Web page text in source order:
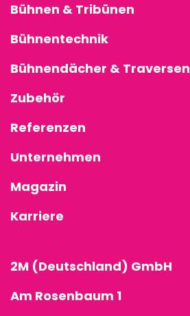
Bühnen & Tribünen
Bühnentechnik
Bühnendächer & Traversen
Zubehör
Referenzen
Unternehmen
Magazin
Karriere
2M (Deutschland) GmbH
Am Rosenbaum 1